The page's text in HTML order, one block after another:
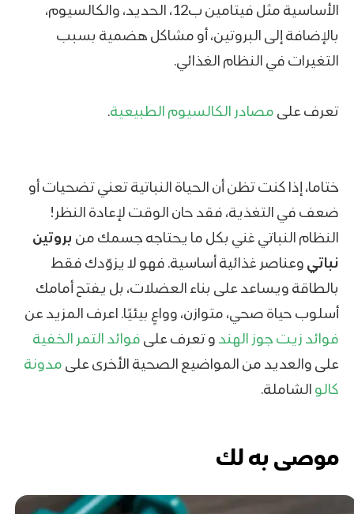
الأساسية مثل فيتامين ب12، الحديد، والكالسيوم،
بالإضافة إلى البروتين، أو مشاكل هضمية بسبب
التغيرات في النظام الغذائي.
تعرف على مصادر الكالسيوم الطبيعية.
ختاما، إذا كنت تظن أن الحياة النباتية تعني تضحيات أو
ضعف في التغذية، فقد حان الوقت لإعادة النظر!
النظام النباتي غني بكل ما يحتاجه جسمك من بروتين
نباتي وعناصر غذائية أساسية. فهو لا يزوّدك فقط
بالطاقة ويساعد على بناء العضلات، بل يفتح أمامك
أسلوب حياة صحي، متوازن، وواعٍ بيئيًا. اعرف المزيد عن
فوائد زيت جوز الهند و تعرف على فوائد التمر الخفية
على والعديد من المواضيع الصحية الأخرى على مدونة
كالو الشاملة.
موصى به لك